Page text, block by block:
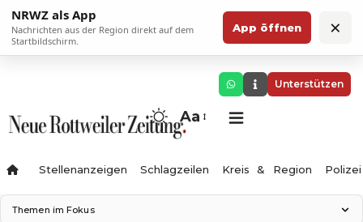
NRWZ als App
Nachrichten aus der Region direkt auf dem
Startbildschirm.
App öffnen ×
Unterstützen
Aa
Stellenanzeigen Schlagzeilen Kreis & Region Polizei
Themen im Fokus